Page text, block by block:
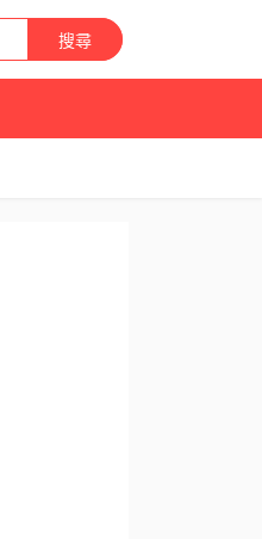
搜尋